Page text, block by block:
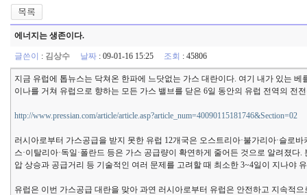
에너지는 생존이다.
글쓴이 : 김상수 날짜 : 09-01-16 15:25 조회 : 45806
지금 유럽에 톱뉴스는 닥쳐온 한파에 느닷없는 가스 대란이다. 여기 내가 있는
이나를 거쳐 유럽으로 향하는 모든 가스 밸브를 닫은 6일 동안의 유럽 전역의 전
http://www.pressian.com/article/article.asp?article_num=40090115181746&Section=02
러시아로부터 가스공급을 받지 못한 유럽 12개국은 오스트리아·불가리아·슬로
스·이탈리아·독일·폴란드 등은 가스 공급량이 확연하게 줄어든 것으로 알려졌
압 상승과 공급거리 등 기술적인 여러 문제를 고려할 때 최소한 3~4일이 지나야
유럽은 이번 가스공급 대란을 맞아 과연 러시아로부터 유럽은 안전하고 지속적